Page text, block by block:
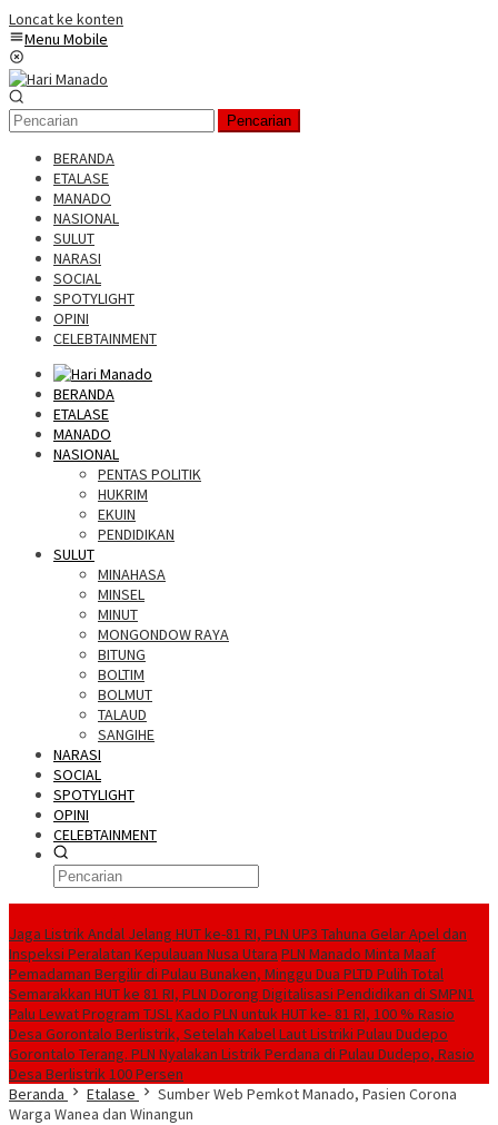
Loncat ke konten
Menu Mobile
Pencarian
BERANDA
ETALASE
MANADO
NASIONAL
SULUT
NARASI
SOCIAL
SPOTYLIGHT
OPINI
CELEBTAINMENT
BERANDA
ETALASE
MANADO
NASIONAL
PENTAS POLITIK
HUKRIM
EKUIN
PENDIDIKAN
SULUT
MINAHASA
MINSEL
MINUT
MONGONDOW RAYA
BITUNG
BOLTIM
BOLMUT
TALAUD
SANGIHE
NARASI
SOCIAL
SPOTYLIGHT
OPINI
CELEBTAINMENT
Jaga Listrik Andal Jelang HUT ke-81 RI, PLN UP3 Tahuna Gelar Apel dan
Inspeksi Peralatan Kepulauan Nusa Utara PLN Manado Minta Maaf
Pemadaman Bergilir di Pulau Bunaken, Minggu Dua PLTD Pulih Total
Semarakkan HUT ke 81 RI, PLN Dorong Digitalisasi Pendidikan di SMPN1
Palu Lewat Program TJSLKado PLN untuk HUT ke- 81 RI, 100 % Rasio
Desa Gorontalo Berlistrik, Setelah Kabel Laut Listriki Pulau Dudepo
Gorontalo Terang. PLN Nyalakan Listrik Perdana di Pulau Dudepo, Rasio
Desa Berlistrik 100 Persen
Beranda
Etalase
Sumber Web Pemkot Manado, Pasien Corona
Warga Wanea dan Winangun